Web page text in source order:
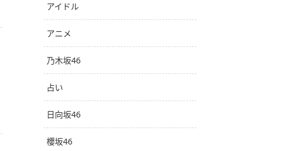
アイドル
アニメ
乃木坂46
占い
日向坂46
櫻坂46